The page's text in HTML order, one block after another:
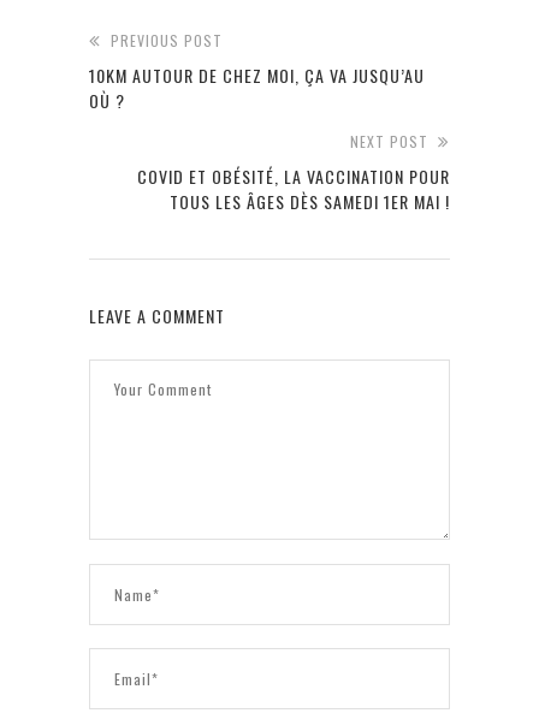
PREVIOUS POST
10KM AUTOUR DE CHEZ MOI, ÇA VA JUSQU’AU
OÙ ?
NEXT POST
COVID ET OBÉSITÉ, LA VACCINATION POUR
TOUS LES ÂGES DÈS SAMEDI 1ER MAI !
LEAVE A COMMENT